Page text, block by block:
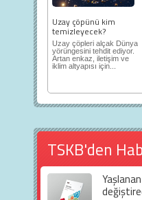
Uzay çöpünü kim
temizleyecek?
Uzay çöpleri alçak Dünya
yörüngesini tehdit ediyor.
Artan enkaz, iletişim ve
iklim altyapısı için...
TSKB'den